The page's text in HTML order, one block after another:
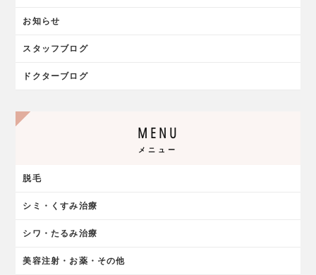
お知らせ
スタッフブログ
ドクターブログ
MENU
メニュー
脱毛
シミ・くすみ治療
シワ・たるみ治療
美容注射・お薬・その他